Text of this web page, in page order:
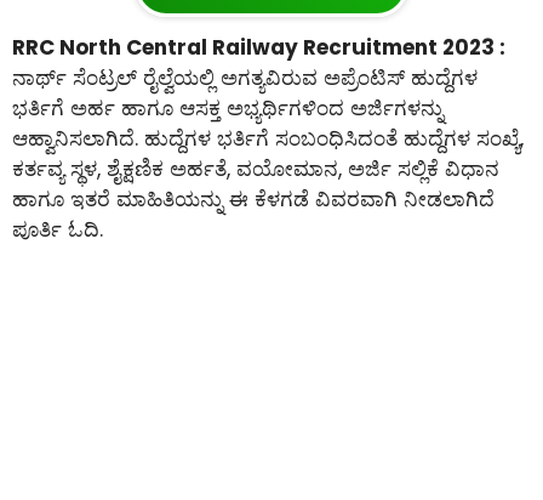
RRC North Central Railway Recruitment 2023 :
ನಾರ್ಥ್ ಸೆಂಟ್ರಲ್ ರೈಲ್ವೆಯಲ್ಲಿ ಅಗತ್ಯವಿರುವ ಅಪ್ರೆಂಟಿಸ್ ಹುದ್ದೆಗಳ
ಭರ್ತಿಗೆ ಅರ್ಹ ಹಾಗೂ ಆಸಕ್ತ ಅಭ್ಯರ್ಥಿಗಳಿಂದ ಅರ್ಜಿಗಳನ್ನು
ಆಹ್ವಾನಿಸಲಾಗಿದೆ. ಹುದ್ದೆಗಳ ಭರ್ತಿಗೆ ಸಂಬಂಧಿಸಿದಂತೆ ಹುದ್ದೆಗಳ ಸಂಖ್ಯೆ,
ಕರ್ತವ್ಯ ಸ್ಥಳ, ಶೈಕ್ಷಣಿಕ ಅರ್ಹತೆ, ವಯೋಮಾನ, ಅರ್ಜಿ ಸಲ್ಲಿಕೆ ವಿಧಾನ
ಹಾಗೂ ಇತರೆ ಮಾಹಿತಿಯನ್ನು ಈ ಕೆಳಗಡೆ ವಿವರವಾಗಿ ನೀಡಲಾಗಿದೆ
ಪೂರ್ತಿ ಓದಿ.